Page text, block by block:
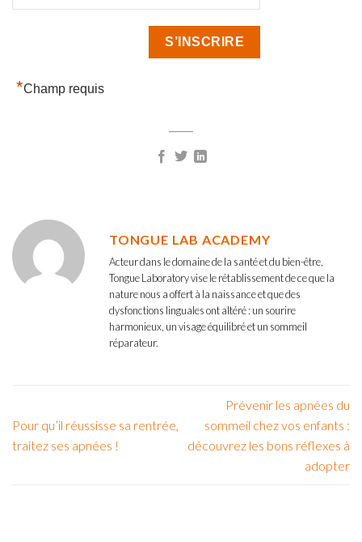
*Champ requis
TONGUE LAB ACADEMY
Acteur dans le domaine de la santé et du bien-être,
Tongue Laboratory vise le rétablissement de ce que la
nature nous a offert à la naissance et que des
dysfonctions linguales ont altéré : un sourire
harmonieux, un visage équilibré et un sommeil
réparateur.
Pour qu’il réussisse sa rentrée,
traitez ses apnées !
Prévenir les apnées du
sommeil chez vos enfants :
découvrez les bons réflexes à
adopter